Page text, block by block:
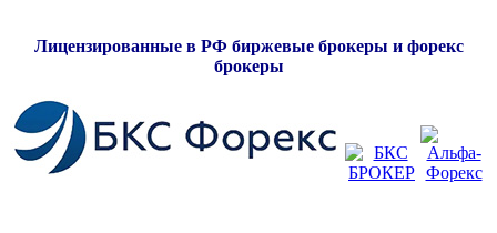
Лицензированные в РФ биржевые брокеры и форекс
брокеры